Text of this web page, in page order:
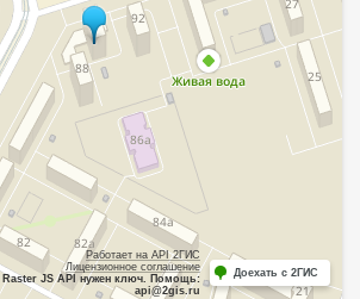
Работает на API 2ГИС
Лицензионное соглашение
JS API нужен ключ. Помощь:
api@2gis.ru
Доехать с 2ГИС